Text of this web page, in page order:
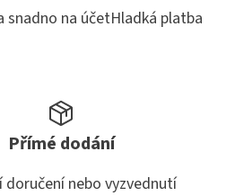
snadno na účetHladká platba
Přímé dodání
doručení nebo vyzvednutí